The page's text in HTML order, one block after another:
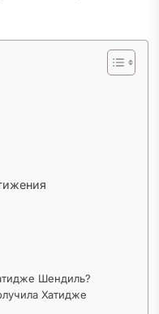
Шендиль?
Хатидже